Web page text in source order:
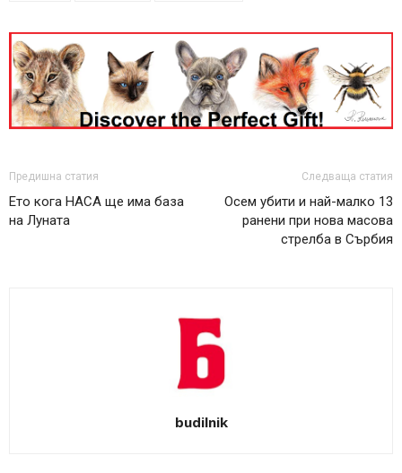
Предишна статия
Ето кога НАСА ще има база
на Луната
Следваща статия
Осем убити и най-малко 13
ранени при нова масова
стрелба в Сърбия
budilnik